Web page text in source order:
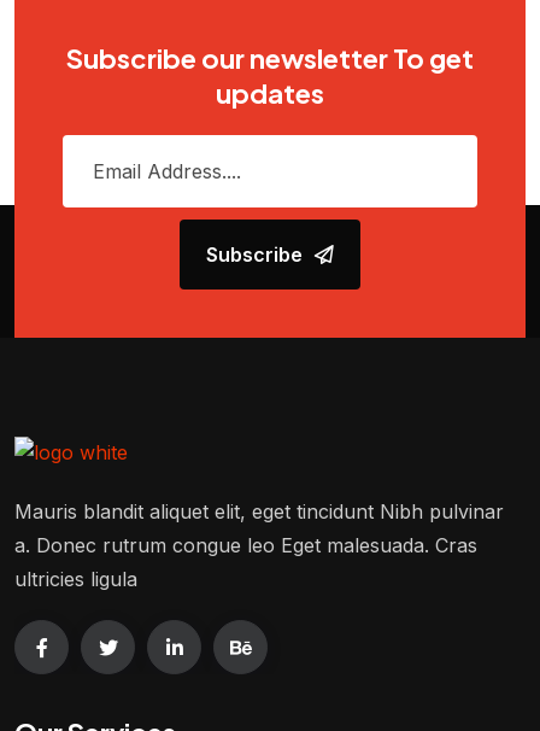
Subscribe our newsletter To get
updates
Subscribe
Mauris blandit aliquet elit, eget tincidunt Nibh pulvinar
a. Donec rutrum congue leo Eget malesuada. Cras
ultricies ligula